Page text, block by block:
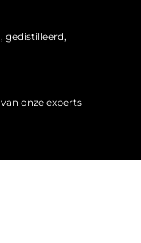
gedistilleerd,
onze experts